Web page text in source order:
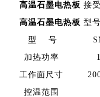
高温石墨电热板 接
高温石墨电热板 型
型 号
加热功率
工作面尺寸
控温范围